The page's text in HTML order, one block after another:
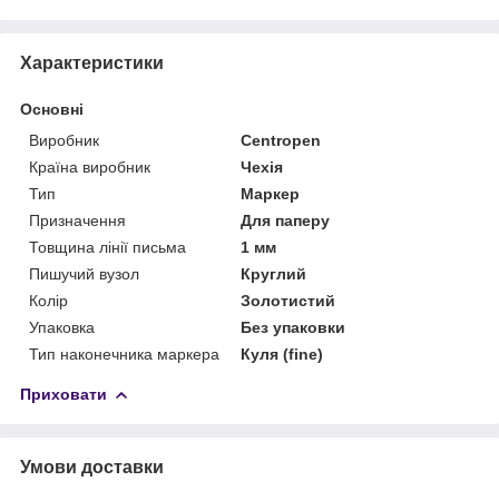
Характеристики
Основні
Виробник
Centropen
Країна виробник
Чехія
Тип
Маркер
Призначення
Для паперу
Товщина лінії письма
1 мм
Пишучий вузол
Круглий
Колір
Золотистий
Упаковка
Без упаковки
Тип наконечника маркера
Куля (fine)
Приховати
Умови доставки